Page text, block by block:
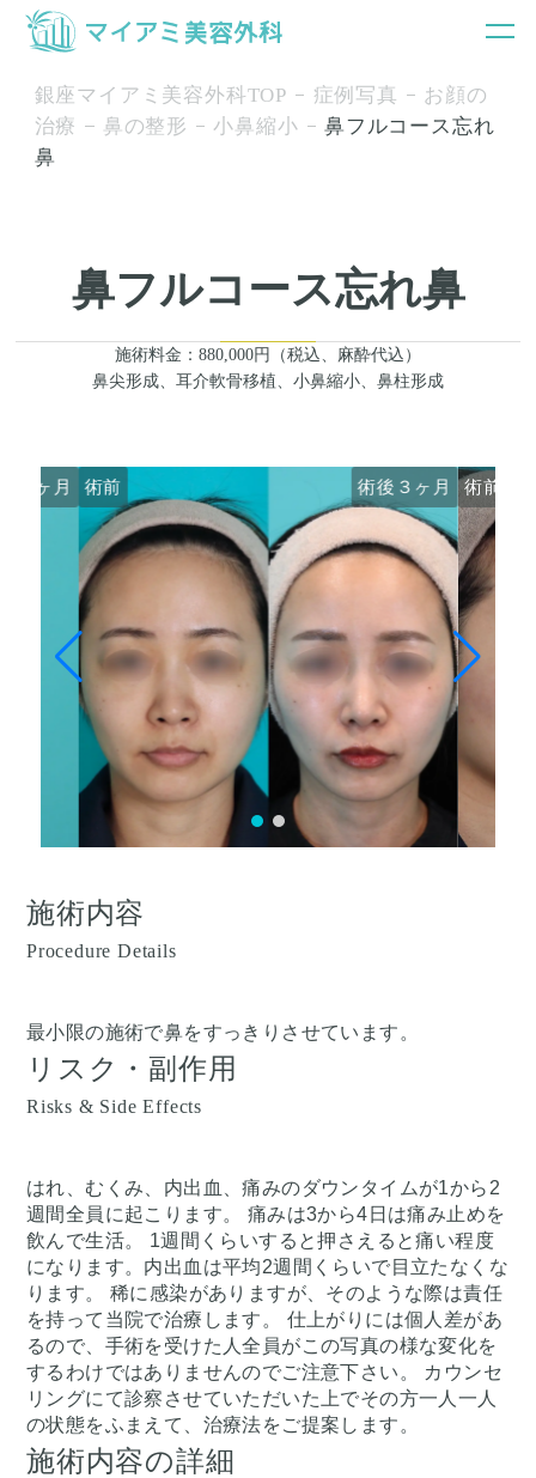
銀座マイアミ美容外科TOP 症例写真
お顔の
治療
鼻の整形 小鼻縮小
鼻フルコース忘れ
鼻
鼻フルコース忘れ鼻
施術料金：880,000円（税込、麻酔代込）
鼻尖形成、耳介軟骨移植、小鼻縮小、鼻柱形成
３ヶ月 術前 術後３ヶ月 術前
施術内容
Procedure Details
最小限の施術で鼻をすっきりさせています。
リスク・副作用
Risks & Side Effects
はれ、むくみ、内出血、痛みのダウンタイムが1から2
週間全員に起こります。 痛みは3から4日は痛み止めを
飲んで生活。 1週間くらいすると押さえると痛い程度
になります。内出血は平均2週間くらいで目立たなくな
ります。 稀に感染がありますが、そのような際は責任
を持って当院で治療します。 仕上がりには個人差があ
るので、手術を受けた人全員がこの写真の様な変化を
するわけではありませんのでご注意下さい。 カウンセ
リングにて診察させていただいた上でその方一人一人
の状態をふまえて、治療法をご提案します。
施術内容の詳細